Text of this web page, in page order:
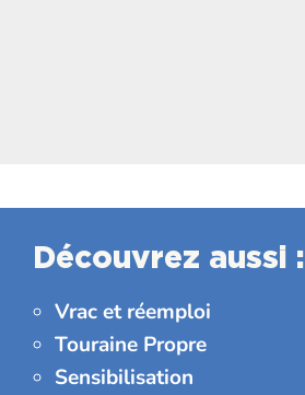
Découvrez aussi :
Vrac et réemploi
Touraine Propre
Sensibilisation